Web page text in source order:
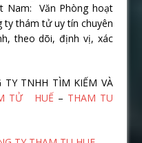
Nam: Văn Phòng hoạt
ty thám tử uy tín chuyên
theo dõi, định vị, xác
TNHH TÌM KIẾM VÀ
TỬ HUẾ – THAM TU